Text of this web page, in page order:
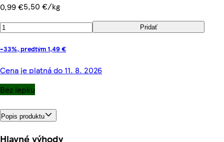
0,99 €5,50 €/kg
Pridať
-33%, predtým 1,49 €
Cena je platná do 11. 8. 2026
Bez lepku
Popis produktu
Hlavné výhody